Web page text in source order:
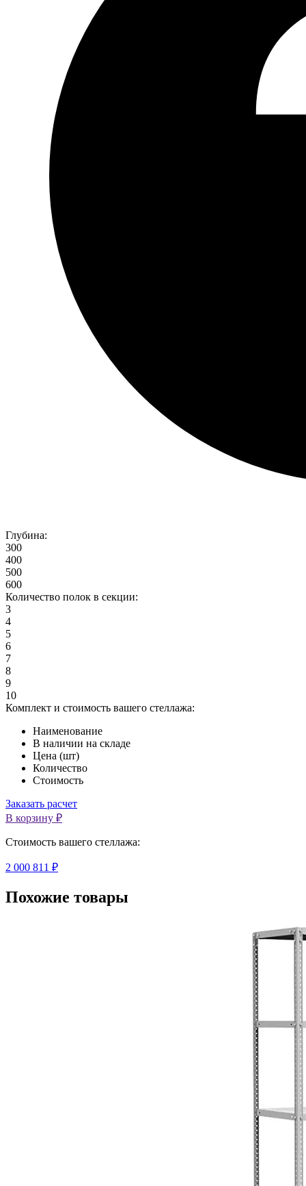
Глубина:
300
400
500
600
Количество полок в секции:
3
4
5
6
7
8
9
10
Комплект и стоимость вашего стеллажа:
Наименование
В наличии на складе
Цена (шт)
Количество
Стоимость
Заказать расчет
В корзину ₽
Cтоимость вашего стеллажа:
2 000 811 ₽
Похожие товары